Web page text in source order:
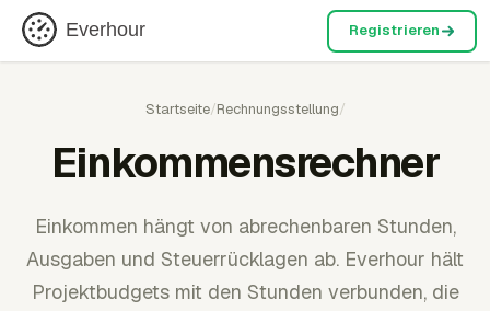
Everhour Registrieren
Startseite/Rechnungsstellung/
Einkommensrechner
Einkommen hängt von abrechenbaren Stunden,
Ausgaben und Steuerrücklagen ab. Everhour hält
Projektbudgets mit den Stunden verbunden, die